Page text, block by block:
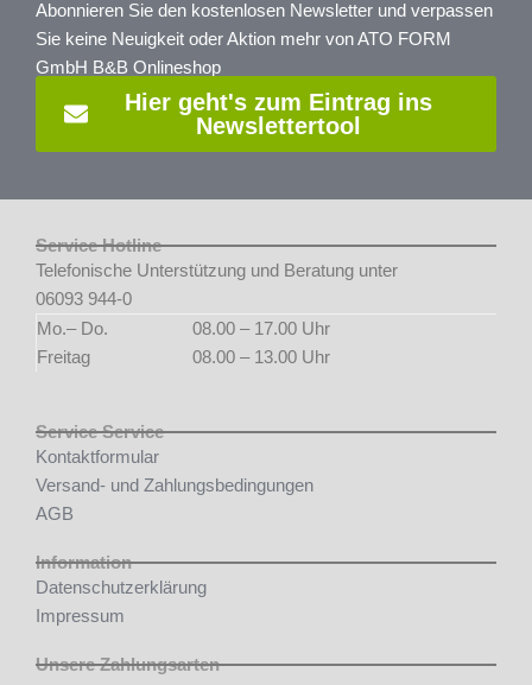
Abonnieren Sie den kostenlosen Newsletter und verpassen
Sie keine Neuigkeit oder Aktion mehr von ATO FORM
GmbH B&B Onlineshop
Hier geht's zum Eintrag ins
Newslettertool
Service Hotline
Telefonische Unterstützung und Beratung unter
06093 944-0
Mo.– Do.
08.00 – 17.00 Uhr
Freitag
08.00 – 13.00 Uhr
Service Service
Kontaktformular
Versand- und Zahlungsbedingungen
AGB
Information
Datenschutzerklärung
Impressum
Unsere Zahlungsarten